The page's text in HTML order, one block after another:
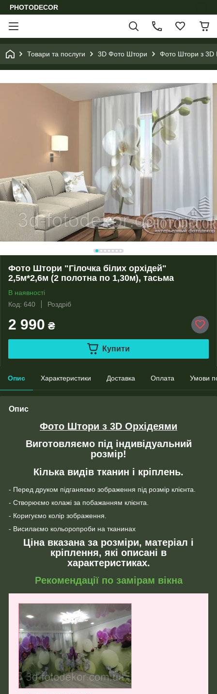
PHOTODECOR
Товари та послуги 3D Фото Штори Фото Штори з 3D
Фото Штори "Гілочка білих орхідей"
2,5м*2,6м (2 полотна по 1,30м), тасьма
В наявності
Код: 640
Роздріб
2 990 ₴
Купити
Опис Характеристики Доставка Оплата Умови
Опис
Фото Штори з 3D Орхідеями
Виготовляємо під індивідуальний
розмір!
Кілька видів тканин і кріплень.
- Перед друком підганяємо зображення під розмір клієнта.
- Створюємо колажі за побажанням клієнта.
- Коригуємо колір зображення.
- Висилаємо кольоропроби на тканинах
Ціна вказана за розміри, матеріал і
кріплення, які описані в
характеристиках.
Рекомендації по замірам вікна